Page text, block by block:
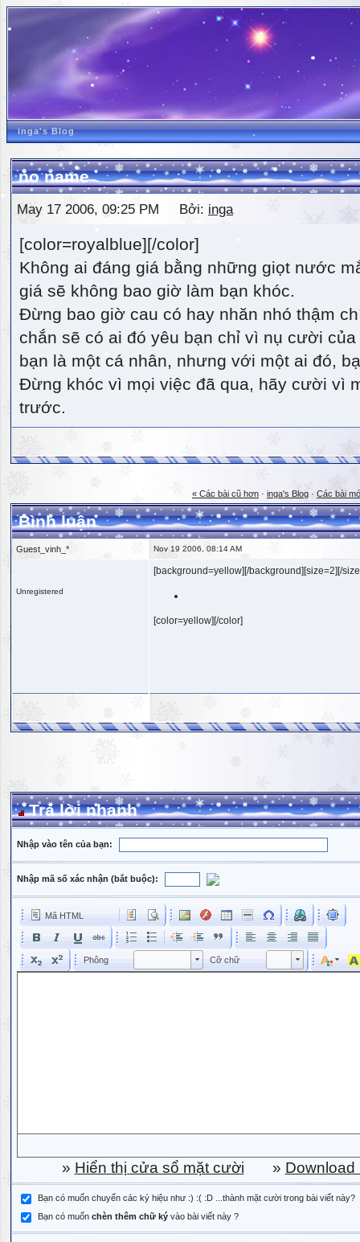
inga's Blog
no name
May 17 2006, 09:25 PM Bởi: inga
[color=royalblue][/color]
Không ai đáng giá bằng những giọt nước
giá sẽ không bao giờ làm bạn khóc.
Đừng bao giờ cau có hay nhăn nhó thậm
chắn sẽ có ai đó yêu bạn chỉ vì nụ cười
bạn là một cá nhân, nhưng với một ai đó,
Đừng khóc vì mọi việc đã qua, hãy cười vì
trước.
« Các bài cũ hơn · inga's Blog · Các bài
Bình luận
Guest_vinh_* Nov 19 2006, 08:14 AM
Unregistered
[background=yellow][/background][size=2][/
[color=yellow][/color]
Trả lời nhanh
Nhập vào tên của bạn:
Nhập mã số xác nhận (bắt buộc):
Mã HTML
Phông Phông Cỡ chữ Kích cỡ phông
» Hiển thị cửa sổ mặt cười » Download
Bạn có muốn chuyển các ký hiệu như :) :( :D ...thành mặt cười trong bài viết này?
Bạn có muốn chèn thêm chữ ký vào bài viết này ?